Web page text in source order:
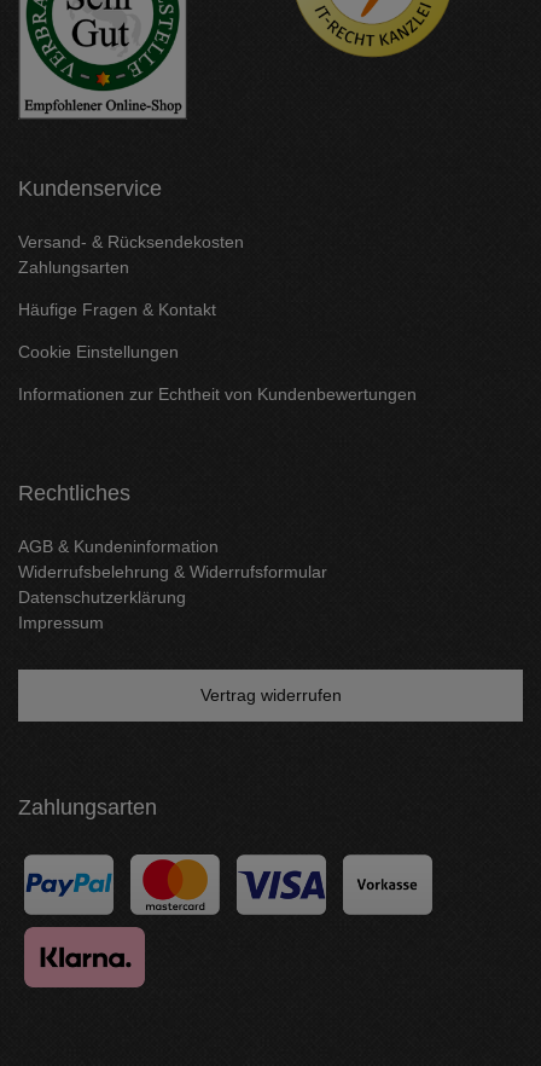
Kundenservice
Versand- & Rücksendekosten
Zahlungsarten
Häufige Fragen & Kontakt
Cookie Einstellungen
Informationen zur Echtheit von Kundenbewertungen
Rechtliches
AGB & Kundeninformation
Widerrufsbelehrung & Widerrufsformular
Datenschutzerklärung
Impressum
Vertrag widerrufen
Zahlungsarten